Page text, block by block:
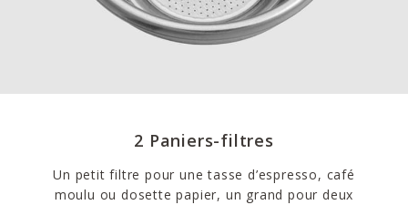
2 Paniers-filtres
Un petit filtre pour une tasse d’espresso, café
moulu ou dosette papier, un grand pour deux